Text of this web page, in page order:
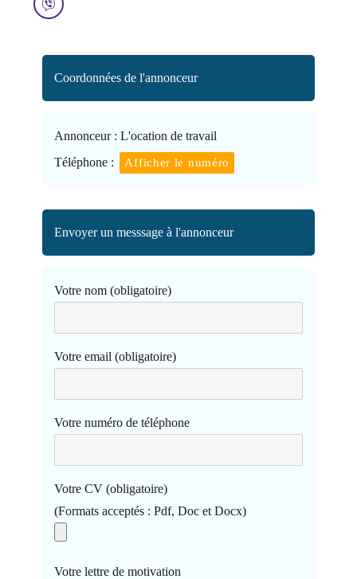
Coordonnées de l'annonceur
Annonceur : L'ocation de travail
Téléphone :
Afficher le numéro
Envoyer un messsage à l'annonceur
Votre nom (obligatoire)
Votre email (obligatoire)
Votre numéro de téléphone
Votre CV (obligatoire)
(Formats acceptés : Pdf, Doc et Docx)
Votre lettre de motivation